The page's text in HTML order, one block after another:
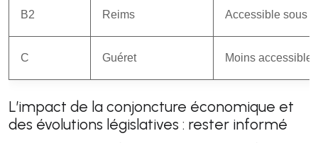
B2 Reims Accessible sous
C Guéret Moins
L’impact de la conjoncture économique et
des évolutions législatives : rester informé